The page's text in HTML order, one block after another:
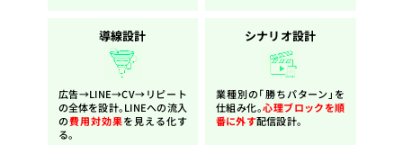
導線設計
広告→LINE→CV→リピート
の全体を設計。LINEへの流入
の費用対効果を見える化す
る。
シナリオ設計
業種別の「勝ちパターン」を
仕組み化。心理ブロックを順
番に外す配信設計。